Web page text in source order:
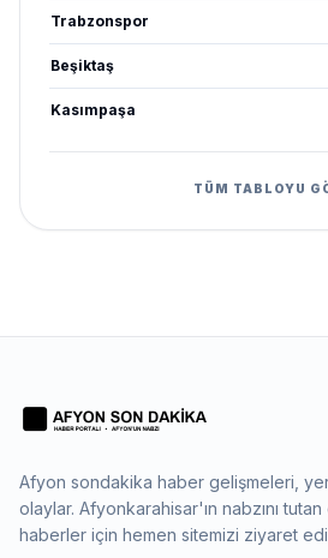
Trabzonspor
Beşiktaş
Kasımpaşa
TÜM TABLOYU
Afyon sondakika haber gelişmeleri,
olaylar. Afyonkarahisar'ın nabzını
haberler için hemen sitemizi ziyaret